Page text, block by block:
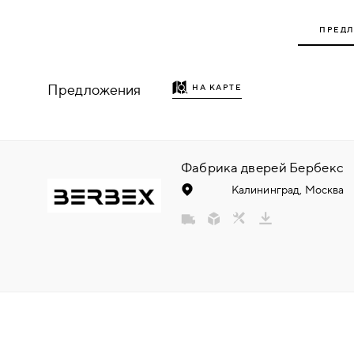
ПОВОРОТНЫЕ РУЧКИ/WC-
Предложения НА КАРТЕ
Фабрика дверей Бербекс
Калининград, Москва